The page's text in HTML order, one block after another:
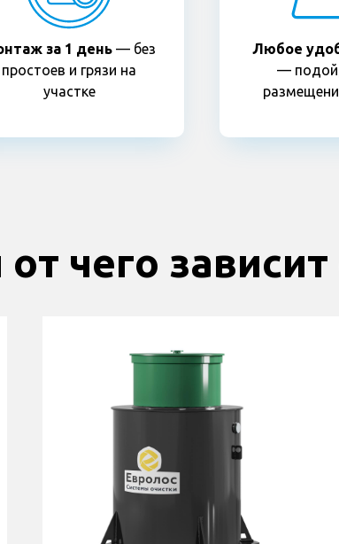
за 1 день — без
простоев и грязи на
участке
Любое
—
от чего